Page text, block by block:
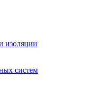
изоляции
систем